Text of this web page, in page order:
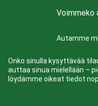
Voimmeko
Autamme
Onko sinulla kysyttävää
auttaa sinua mielellään –
löydämme oikeat tiedot